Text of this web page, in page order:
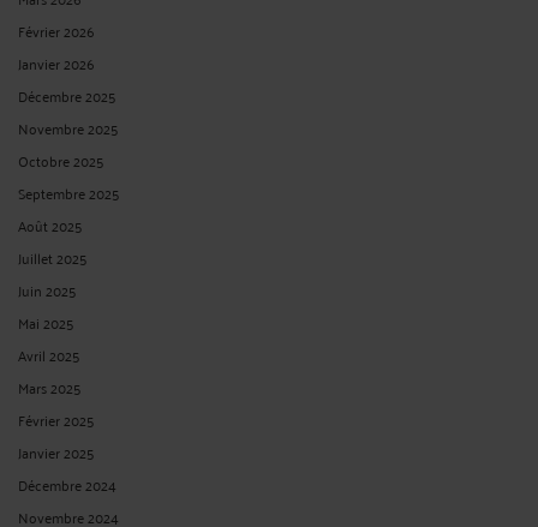
Février 2026
Janvier 2026
Décembre 2025
Novembre 2025
Octobre 2025
Septembre 2025
Août 2025
Juillet 2025
Juin 2025
Mai 2025
Avril 2025
Mars 2025
Février 2025
Janvier 2025
Décembre 2024
Novembre 2024